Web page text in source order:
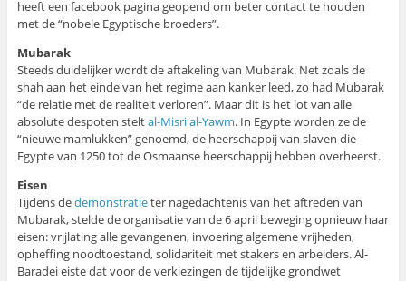
heeft een facebook pagina geopend om beter contact te houden
met de “nobele Egyptische broeders”.
Mubarak
Steeds duidelijker wordt de aftakeling van Mubarak. Net zoals de
shah aan het einde van het regime aan kanker leed, zo had Mubarak
“de relatie met de realiteit verloren”. Maar dit is het lot van alle
absolute despoten steltal-Misri al-Yawm. In Egypte worden ze de
“nieuwe mamlukken” genoemd, de heerschappij van slaven die
Egypte van 1250 tot de Osmaanse heerschappij hebben overheerst.
Eisen
Tijdens dedemonstratieter nagedachtenis van het aftreden van
Mubarak, stelde de organisatie van de 6 april beweging opnieuw haar
eisen: vrijlating alle gevangenen, invoering algemene vrijheden,
opheffing noodtoestand, solidariteit met stakers en arbeiders. Al-
Baradei eiste dat voor de verkiezingen de tijdelijke grondwet